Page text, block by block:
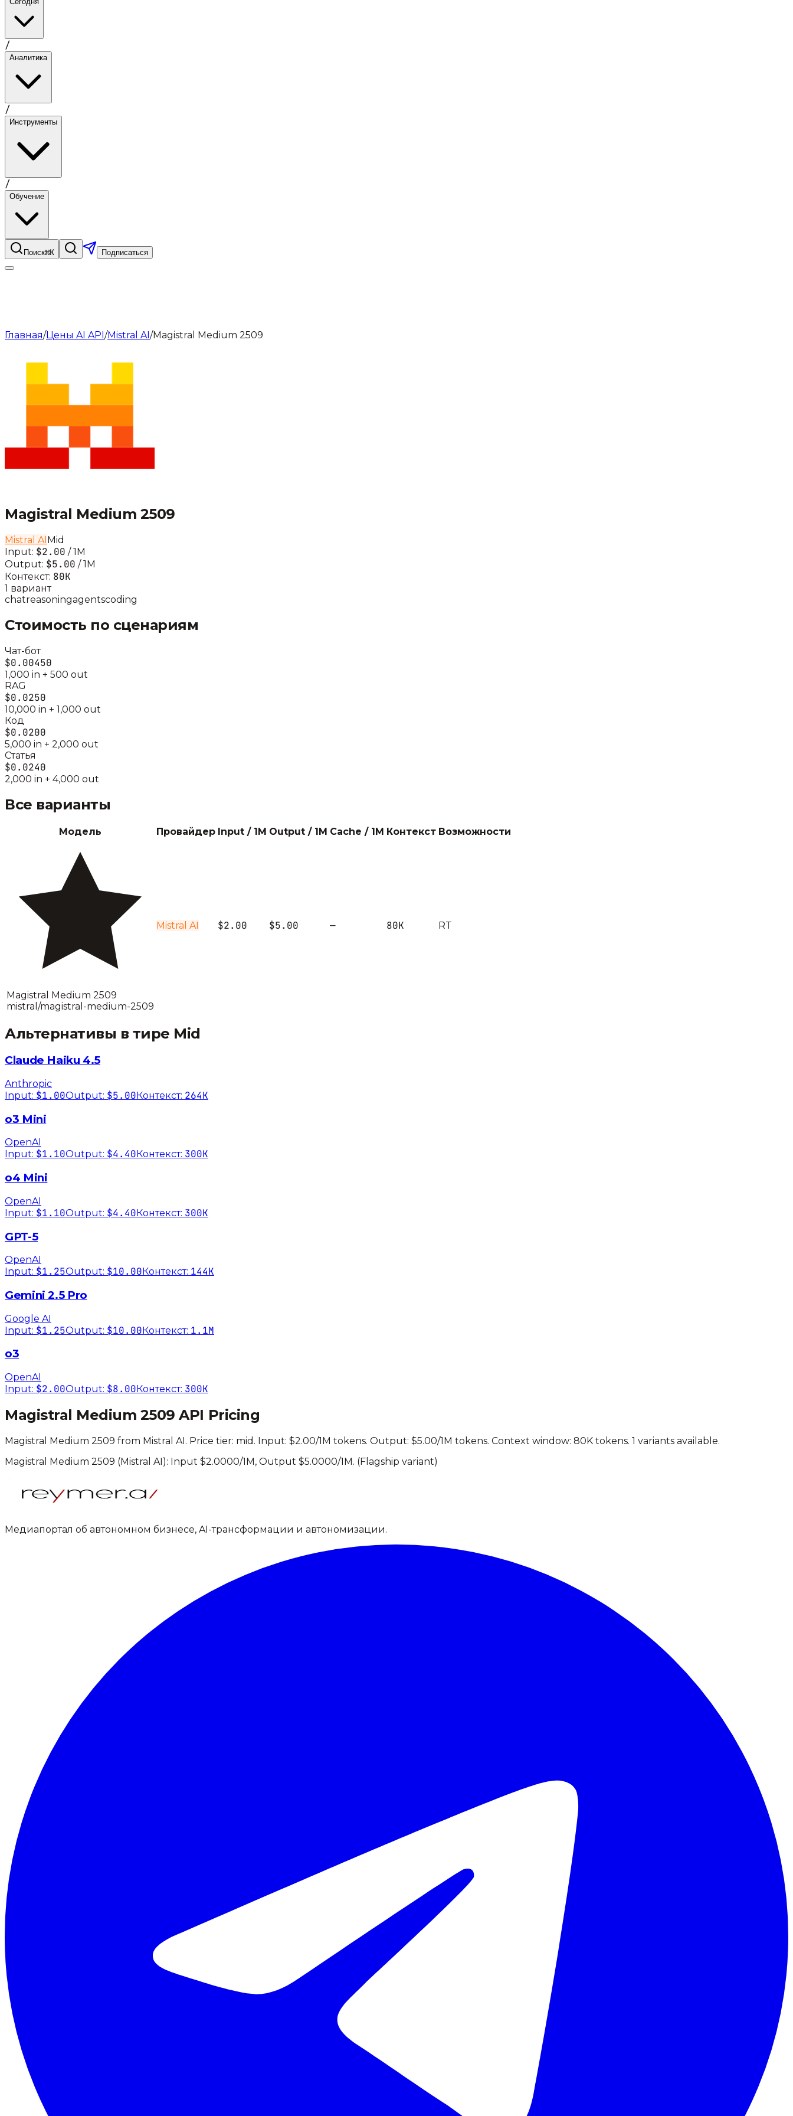
/
Аналитика
/
Инструменты
/
Обучение
Поиск⌘K Подписаться
Главная/Цены AI API/Mistral AI/Magistral Medium 2509
Magistral Medium 2509
Mistral AIMid
Input: $2.00 / 1M
Output: $5.00 / 1M
Контекст: 80K
1 вариант
chatreasoningagentscoding
Стоимость по сценариям
Чат-бот
$0.00450
1,000 in + 500 out
RAG
$0.0250
10,000 in + 1,000 out
Код
$0.0200
5,000 in + 2,000 out
Статья
$0.0240
2,000 in + 4,000 out
Все варианты
Модель Провайдер Input / 1M Output / 1M Cache / 1M Контекст Возможности
Magistral Medium 2509
mistral/magistral-medium-2509
Mistral AI $2.00 $5.00 — 80K RT
Альтернативы в тире Mid
Claude Haiku 4.5
Anthropic
Input: $1.00Output: $5.00Контекст: 264K
o3 Mini
OpenAI
Input: $1.10Output: $4.40 Контекст: 300K
o4 Mini
OpenAI
Input: $1.10Output: $4.40Контекст: 300K
GPT-5
OpenAI
Input: $1.25Output: $10.00 Контекст: 144K
Gemini 2.5 Pro
Google AI
Input: $1.25Output: $10.00Контекст: 1.1M
o3
OpenAI
Input: $2.00Output: $8.00 Контекст: 300K
Magistral Medium 2509 API Pricing
Magistral Medium 2509 from Mistral AI. Price tier: mid . Input: $2.00/1M tokens. Output: $5.00/1M tokens. Context window: 80K tokens. 1 variants available.
Magistral Medium 2509 (Mistral AI): Input $2.0000/1M, Output $5.0000/1M. (Flagship variant)
Медиапортал об автономном бизнесе, AI-трансформации и автономизации.